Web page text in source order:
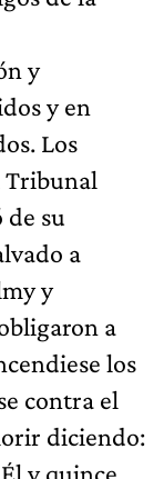
y
y en
Los
Tribunal
su
a
y
a
los
contra el
diciendo:
y quince